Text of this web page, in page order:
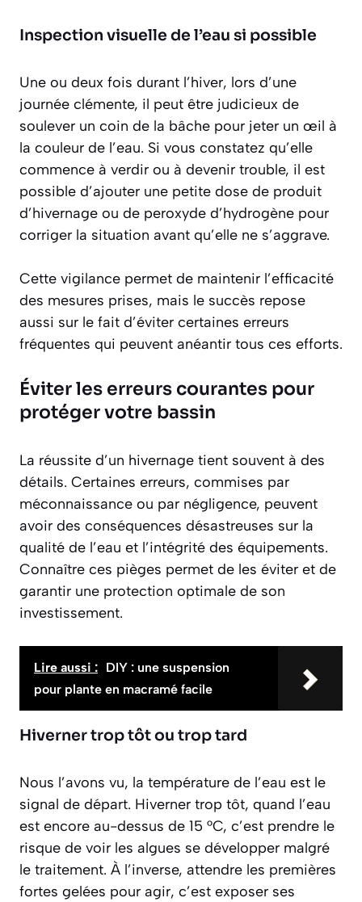
Inspection visuelle de l’eau si possible
Une ou deux fois durant l’hiver, lors d’une
journée clémente, il peut être judicieux de
soulever un coin de la bâche pour jeter un œil à
la couleur de l’eau. Si vous constatez qu’elle
commence à verdir ou à devenir trouble, il est
possible d’ajouter une petite dose de produit
d’hivernage ou de peroxyde d’hydrogène pour
corriger la situation avant qu’elle ne s’aggrave.
Cette vigilance permet de maintenir l’efficacité
des mesures prises, mais le succès repose
aussi sur le fait d’éviter certaines erreurs
fréquentes qui peuvent anéantir tous ces efforts.
Éviter les erreurs courantes pour
protéger votre bassin
La réussite d’un hivernage tient souvent à des
détails. Certaines erreurs, commises par
méconnaissance ou par négligence, peuvent
avoir des conséquences désastreuses sur la
qualité de l’eau et l’intégrité des équipements.
Connaître ces pièges permet de les éviter et de
garantir une protection optimale de son
investissement.
Lire aussi : DIY : une suspension
pour plante en macramé facile
Hiverner trop tôt ou trop tard
Nous l’avons vu, la température de l’eau est le
signal de départ. Hiverner trop tôt, quand l’eau
est encore au-dessus de 15 °C, c’est prendre le
risque de voir les algues se développer malgré
le traitement. À l’inverse, attendre les premières
fortes gelées pour agir, c’est exposer ses